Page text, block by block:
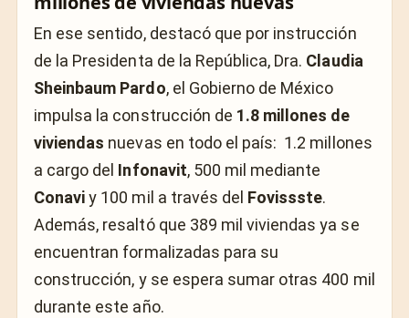
En ese sentido, destacó que por instrucción
de la Presidenta de la República, Dra. Claudia
Sheinbaum Pardo, el Gobierno de México
impulsa la construcción de 1.8 millones de
viviendas nuevas en todo el país: 1.2 millones
a cargo del Infonavit, 500 mil mediante
Conaviy 100 mil a través del Fovissste.
Además, resaltó que 389 mil viviendas ya se
encuentran formalizadas para su
construcción, y se espera sumar otras 400 mil
durante este año.